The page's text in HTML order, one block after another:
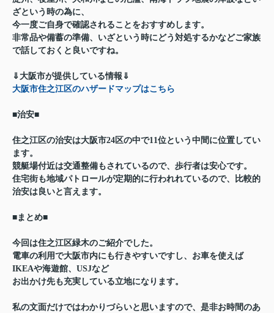
ざという時の為に、
今一度ご自身で確認されることをおすすめします。
非常品や備蓄の準備、いざという時にどう対処するかなどご家族
で話しておくと良いですね。
⇓大阪市が提供している情報⇓
大阪市住之江区のハザードマップはこちら
■治安■
住之江区の治安は大阪市24区の中で11位という中間に位置してい
ます。
競艇場付近は交通整備もされているので、歩行者は安心です。
住宅街も地域パトロールが定期的に行われれているので、比較的
治安は良いと言えます。
■まとめ■
今回は住之江区緑木のご紹介でした。
電車の利用で大阪市内にも行きやすいですし、お車を使えば
IKEAや海遊館、USJなど
お出かけ先も充実している立地になります。
私の文面だけではわかりづらいと思いますので、是非お時間のあ